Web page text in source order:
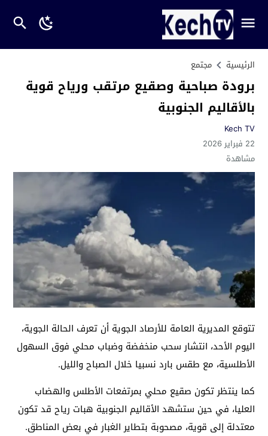
الرئيسية مجتمع
برودة صباحية وصقيع مرتقب ورياح قوية
بالأقاليم الجنوبية
Kech TV
22 فبراير 2026
مشاهدة
تتوقع المديرية العامة للأرصاد الجوية أن تعرف الحالة الجوية،
اليوم الأحد، انتشار سحب منخفضة وضباب محلي فوق السهول
الأطلسية، مع طقس بارد نسبيا خلال الصباح والليل.
كما ينتظر تكون صقيع محلي بمرتفعات الأطلس والهضاب
العليا، في حين ستشهد الأقاليم الجنوبية هبات رياح قد تكون
معتدلة إلى قوية، مصحوبة بتطاير الغبار في بعض المناطق.